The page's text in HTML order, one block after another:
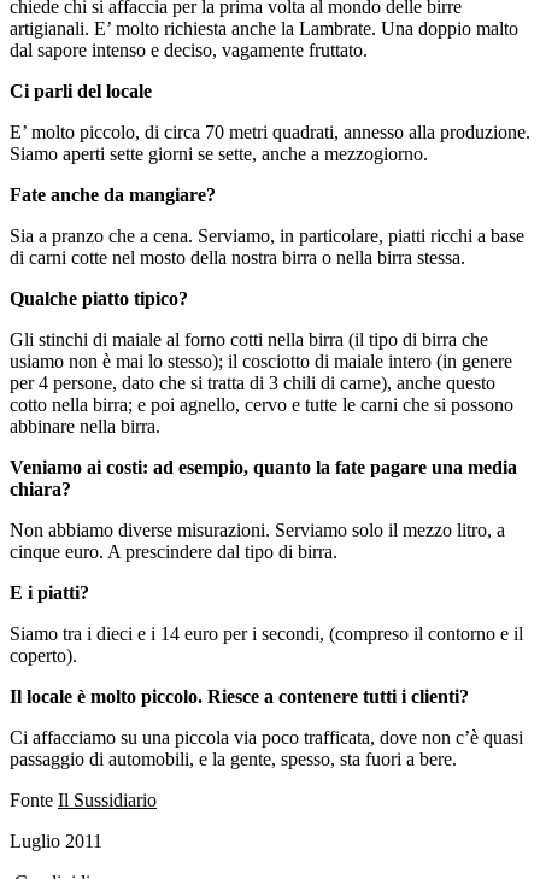
chiede chi si affaccia per la prima volta al mondo delle birre
artigianali. E’ molto richiesta anche la Lambrate. Una doppio malto
dal sapore intenso e deciso, vagamente fruttato.
Ci parli del locale
E’ molto piccolo, di circa 70 metri quadrati, annesso alla produzione.
Siamo aperti sette giorni se sette, anche a mezzogiorno.
Fate anche da mangiare?
Sia a pranzo che a cena. Serviamo, in particolare, piatti ricchi a base
di carni cotte nel mosto della nostra birra o nella birra stessa.
Qualche piatto tipico?
Gli stinchi di maiale al forno cotti nella birra (il tipo di birra che
usiamo non è mai lo stesso); il cosciotto di maiale intero (in genere
per 4 persone, dato che si tratta di 3 chili di carne), anche questo
cotto nella birra; e poi agnello, cervo e tutte le carni che si possono
abbinare nella birra.
Veniamo ai costi: ad esempio, quanto la fate pagare una media
chiara?
Non abbiamo diverse misurazioni. Serviamo solo il mezzo litro, a
cinque euro. A prescindere dal tipo di birra.
E i piatti?
Siamo tra i dieci e i 14 euro per i secondi, (compreso il contorno e il
coperto).
Il locale è molto piccolo. Riesce a contenere tutti i clienti?
Ci affacciamo su una piccola via poco trafficata, dove non c’è quasi
passaggio di automobili, e la gente, spesso, sta fuori a bere.
Fonte Il Sussidiario
Luglio 2011